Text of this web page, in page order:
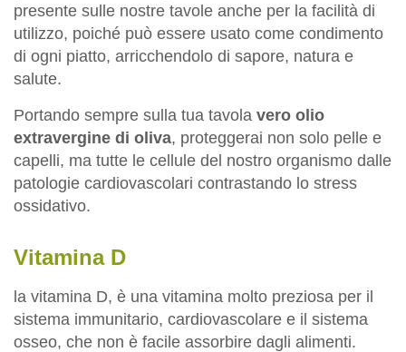
presente sulle nostre tavole anche per la facilità di
utilizzo, poiché può essere usato come condimento
di ogni piatto, arricchendolo di sapore, natura e
salute.
Portando sempre sulla tua tavola vero olio
extravergine di oliva, proteggerai non solo pelle e
capelli, ma tutte le cellule del nostro organismo dalle
patologie cardiovascolari contrastando lo stress
ossidativo.
Vitamina D
la vitamina D, è una vitamina molto preziosa per il
sistema immunitario, cardiovascolare e il sistema
osseo, che non è facile assorbire dagli alimenti.